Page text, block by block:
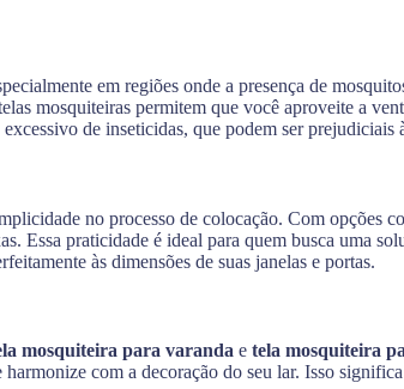
em regiões onde a presença de
mosquiteiras permitem que você aproveite a
de inseticidas, que podem ser prejudiciais
no processo de colocação. Com opções
Essa praticidade é ideal para quem busca uma
às dimensões de suas janelas e portas.
mosquiteira para varanda e tela mosquiteira
com a decoração do seu lar. Isso